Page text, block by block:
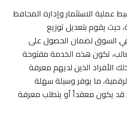
عملية الاستثمار وإدارة المحافظ
حيث يقوم بتعديل توزيع
في السوق لضمان الحصول على
تكون هذه الخدمة مفتوحة
الأفراد الذين لديهم معرفة
ما يوفر وسيلة سهلة
قد يكون معقداً أو يتطلب معرفة